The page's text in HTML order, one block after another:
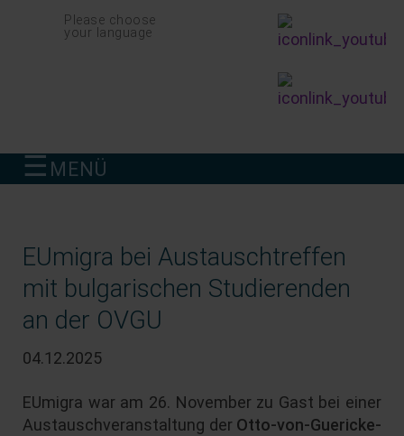
Navigation
überspringenPlease choose
your language
☰ MENÜ
EUmigra bei Austauschtreffen
mit bulgarischen Studierenden
an der OVGU
04.12.2025
EUmigra war am 26. November zu Gast bei einer
Austauschveranstaltung der Otto-von-Guericke-